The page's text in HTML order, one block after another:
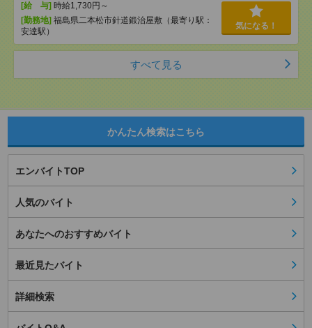
[給 与] 時給1,730円～
[勤務地] 福島県二本松市針道鍛治屋敷（最寄り駅：
安達駅）
気になる！
すべて見る
かんたん検索はこちら
エンバイトTOP
人気のバイト
あなたへのおすすめバイト
最近見たバイト
詳細検索